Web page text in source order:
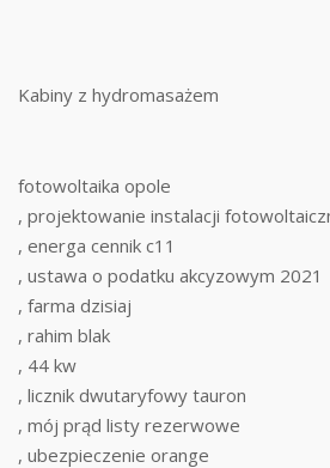
Kabiny z hydromasażem
fotowoltaika opole
, projektowanie instalacji
, energa cennik c11
, ustawa o podatku akcyzowym 2021
, farma dzisiaj
, rahim blak
, 44 kw
, licznik dwutaryfowy tauron
, mój prąd listy rezerwowe
, ubezpieczenie orange